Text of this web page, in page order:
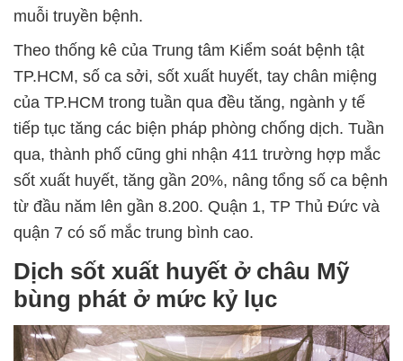
muỗi truyền bệnh.
Theo thống kê của Trung tâm Kiểm soát bệnh tật
TP.HCM, số ca sởi, sốt xuất huyết, tay chân miệng
của TP.HCM trong tuần qua đều tăng, ngành y tế
tiếp tục tăng các biện pháp phòng chống dịch. Tuần
qua, thành phố cũng ghi nhận 411 trường hợp mắc
sốt xuất huyết, tăng gần 20%, nâng tổng số ca bệnh
từ đầu năm lên gần 8.200. Quận 1, TP Thủ Đức và
quận 7 có số mắc trung bình cao.
Dịch sốt xuất huyết ở châu Mỹ
bùng phát ở mức kỷ lục